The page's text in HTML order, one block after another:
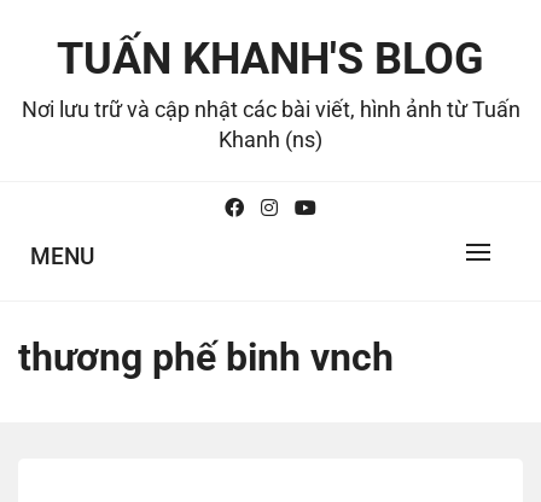
TUẤN KHANH'S BLOG
Nơi lưu trữ và cập nhật các bài viết, hình ảnh từ Tuấn
Khanh (ns)
MENU
thương phế binh vnch